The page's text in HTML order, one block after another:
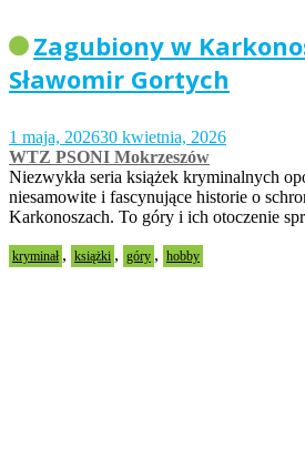
Zagubiony w
Sławomir Gortych
1 maja, 202630 kwietnia, 2026
WTZ PSONI Mokrzeszów
Niezwykła seria książek kryminalnych
niesamowite i fascynujące historie o
Karkonoszach. To góry i ich otoczenie
kryminał , książki , góry , hobby